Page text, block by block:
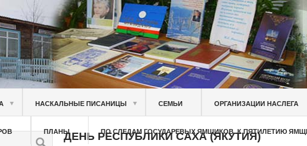
▼ НАСКАЛЬНЫЕ ПИСАНИЦЫ ▼ СЕМЬИ ОРГАНИЗАЦИИ НАСЛЕГА
ПЛАНЫ ПО СЛЕДАМ ГОСУДАРЕВЫХ ЯМЩИКОВ. К ПЯТИЛЕТИЮ
ДЕНЬ РЕСПУБЛИКИ САХА (ЯКУТИЯ)